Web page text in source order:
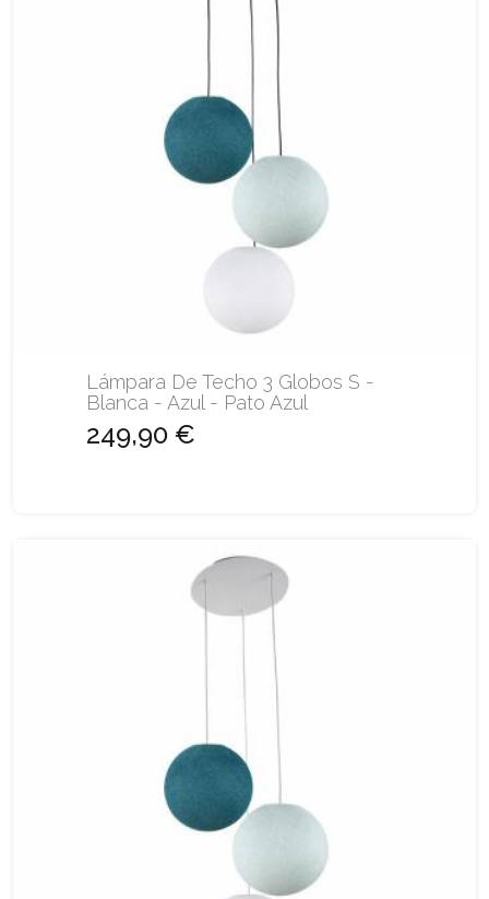
Lámpara De Techo 3 Globos S -
Blanca - Azul - Pato Azul
249,90 €